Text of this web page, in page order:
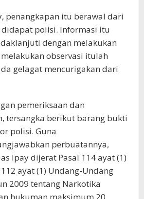
penangkapan itu berawal dari
polisi. Informasi itu
dengan melakukan
observasi itulah
gelagat mencurigakan dari
pemeriksaan dan
tersangka berikut barang bukti
polisi. Guna
perbuatannya,
Ipay dijerat Pasal 114 ayat (1)
ayat (1) Undang-Undang
2009 tentang Narkotika